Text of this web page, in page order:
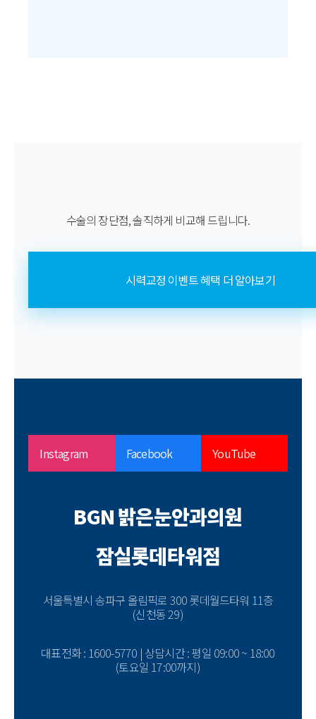
수술의 장단점, 솔직하게 비교해 드립니다.
시력교정 이벤트 혜택 더 알아보기
Instagram Facebook YouTube
BGN 밝은눈안과의원
잠실롯데타워점
서울특별시 송파구 올림픽로 300 롯데월드타워 11층
(신천동 29)
대표전화 : 1600-5770 | 상담시간 : 평일 09:00 ~ 18:00
(토요일 17:00까지)